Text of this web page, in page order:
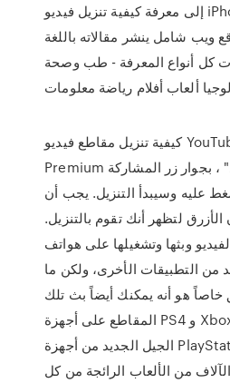
إلى معرفة كيفية تنزيل فيديو iPhone / iPad بسهولة.
ويب شامل ينشر مقالاته باللغة
كل أنواع المعرفة - طب وصحة
ألعاب أفلام رياضة معلومات
كيفية تنزيل مقاطع فيديو YouTube على YouTube
Premium ابحث عن الزر "تنزيل" ، بجوار زر المشاركة
عليه وسيبدأ التنزيل. يجب أن
لتظهر أنك تقوم بالتنزيل.
وبثها وتشغيلها على هواتف
من التطبيقات الأخرى، ولكن ما
خاصاً هو أنه يمكنك أيضاً بث تلك
المقاطع على أجهزة PS4 و Xbox والآن على استكشف
الجيل الجديد من أجهزة PlayStation 4 و PS5 - استمتع
من الألعاب الرائجة من كل